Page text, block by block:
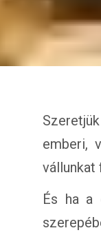
emberi,
vállunkat
És ha a